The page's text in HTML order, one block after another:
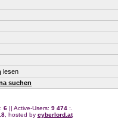
lesen
suchen
6|| Active-Users: 9 474:.
, hosted by cyberlord.at